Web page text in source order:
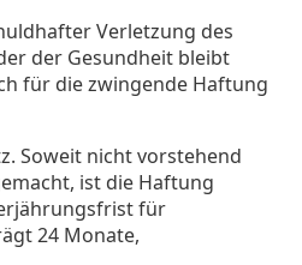
Verletzung des
der Gesundheit bleibt
für die zwingende Haftung
Soweit nicht vorstehend
ist die Haftung
für
24 Monate,